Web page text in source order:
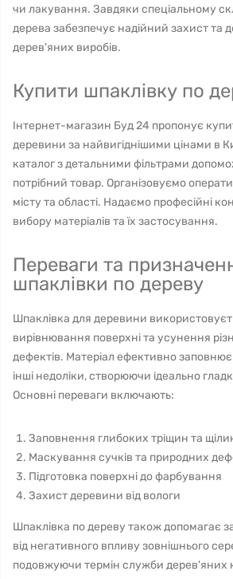
чи лакування. Завдяки спеціальному
дерева забезпечує надійний захист та
дерев'яних виробів.
Купити шпаклівку по
Інтернет-магазин Буд 24 пропонує
деревини за найвигіднішими цінами в
каталог з детальними фільтрами
потрібний товар. Організовуємо
місту та області. Надаємо професійні
вибору матеріалів та їх застосування.
Переваги та
шпаклівки по дереву
Шпаклівка для деревини
вирівнювання поверхні та усунення
дефектів. Матеріал ефективно
інші недоліки, створюючи ідеально
Основні переваги включають:
Заповнення глибоких тріщин та
Маскування сучків та природних
Підготовка поверхні до фарбування
Захист деревини від вологи
Шпаклівка по дереву також допомагає
від негативного впливу зовнішнього
подовжуючи термін служби дерев'яних